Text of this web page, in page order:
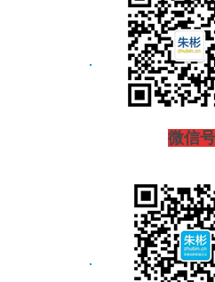
微信